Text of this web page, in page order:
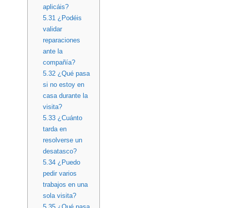
aplicáis?
5.31 ¿Podéis
validar
reparaciones
ante la
compañía?
5.32¿Qué pasa
si no estoy en
casa durante la
visita?
5.33¿Cuánto
tarda en
resolverse un
desatasco?
5.34¿Puedo
pedir varios
trabajos en una
sola visita?